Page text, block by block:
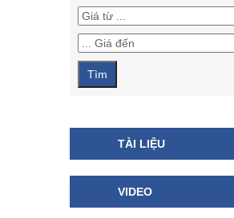
TÀI LIỆU
VIDEO